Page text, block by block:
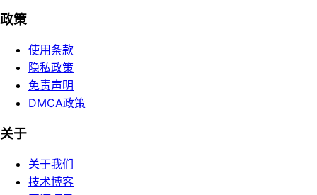
政策
使用条款
隐私政策
免责声明
DMCA政策
关于
关于我们
技术博客